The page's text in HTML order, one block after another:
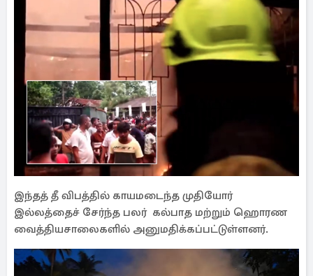
இந்தத் தீ விபத்தில் காயமடைந்த முதியோர்
இல்லத்தைச் சேர்ந்த பலர் கல்பாத மற்றும் ஹொரண
வைத்தியசாலைகளில் அனுமதிக்கப்பட்டுள்ளனர்.